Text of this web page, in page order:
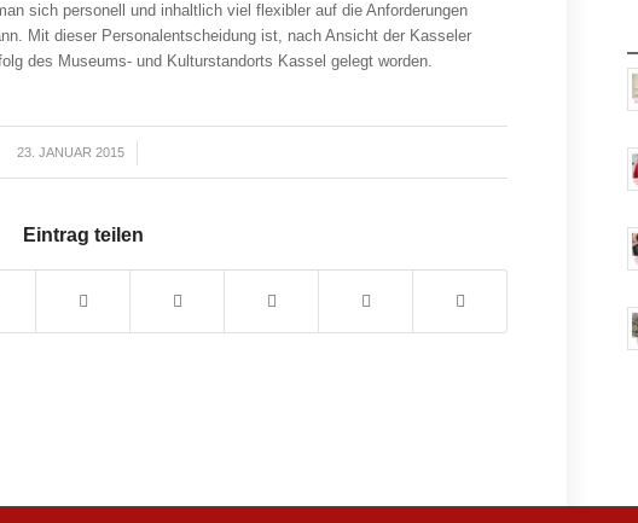
sich personell und inhaltlich viel flexibler auf die Anforderungen
Mit dieser Personalentscheidung ist, nach Ansicht der Kasseler
des Museums- und Kulturstandorts Kassel gelegt worden.
23. JANUAR 2015
/
Eintrag teilen